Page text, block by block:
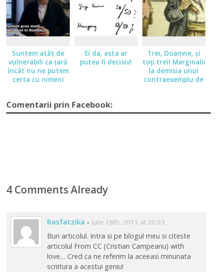
Suntem atât de
vulnerabili ca ţară
încât nu ne putem
certa cu nimeni
Ei da, asta ar
putea fi decisiv!
Trei, Doamne, şi
toţi trei! Marginalii
la demisia unui
contraexemplu de
Comentarii prin Facebook:
4 Comments Already
Rasfatzika - iulie 18th, 2011 at 20:03
Bun articolul. Intra si pe blogul meu si citeste
articolul From CC (Cristian Campeanu) with
love… Cred ca ne referim la aceeasi minunata
scriitura a acestui geniu!